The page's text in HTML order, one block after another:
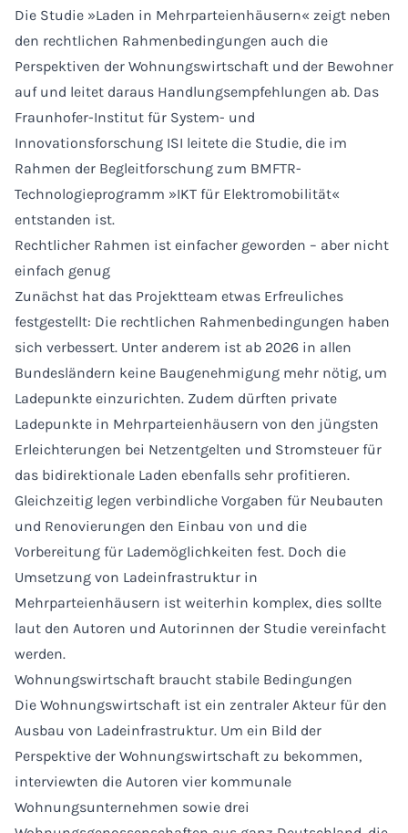
Die Studie »Laden in Mehrparteienhäusern« zeigt neben
den rechtlichen Rahmenbedingungen auch die
Perspektiven der Wohnungswirtschaft und der Bewohner
auf und leitet daraus Handlungsempfehlungen ab. Das
Fraunhofer-Institut für System- und
Innovationsforschung ISI leitete die Studie, die im
Rahmen der Begleitforschung zum BMFTR-
Technologieprogramm »IKT für Elektromobilität«
entstanden ist.
Rechtlicher Rahmen ist einfacher geworden – aber nicht
einfach genug
Zunächst hat das Projektteam etwas Erfreuliches
festgestellt: Die rechtlichen Rahmenbedingungen haben
sich verbessert. Unter anderem ist ab 2026 in allen
Bundesländern keine Baugenehmigung mehr nötig, um
Ladepunkte einzurichten. Zudem dürften private
Ladepunkte in Mehrparteienhäusern von den jüngsten
Erleichterungen bei Netzentgelten und Stromsteuer für
das bidirektionale Laden ebenfalls sehr profitieren.
Gleichzeitig legen verbindliche Vorgaben für Neubauten
und Renovierungen den Einbau von und die
Vorbereitung für Lademöglichkeiten fest. Doch die
Umsetzung von Ladeinfrastruktur in
Mehrparteienhäusern ist weiterhin komplex, dies sollte
laut den Autoren und Autorinnen der Studie vereinfacht
werden.
Wohnungswirtschaft braucht stabile Bedingungen
Die Wohnungswirtschaft ist ein zentraler Akteur für den
Ausbau von Ladeinfrastruktur. Um ein Bild der
Perspektive der Wohnungswirtschaft zu bekommen,
interviewten die Autoren vier kommunale
Wohnungsunternehmen sowie drei